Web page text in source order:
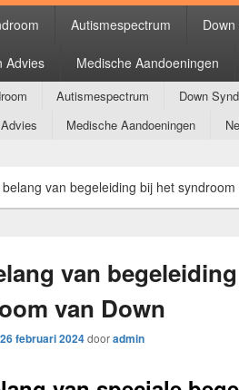
Autismespectrum
Advies Medische Aandoeningen
Autismespectrum Down
Medische Aandoeningen
belang van begeleiding bij het syndroom
van
van Down
26 februari 2024dooradmin